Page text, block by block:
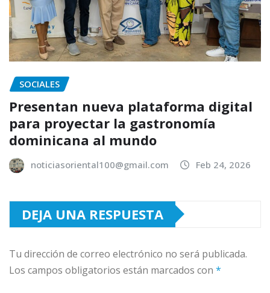
SOCIALES
Presentan nueva plataforma digital
para proyectar la gastronomía
dominicana al mundo
noticiasoriental100@gmail.com Feb 24, 2026
DEJA UNA RESPUESTA
Tu dirección de correo electrónico no será publicada.
Los campos obligatorios están marcados con *